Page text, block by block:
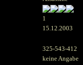
1
15.12.2003
325-543-412
keine Angabe